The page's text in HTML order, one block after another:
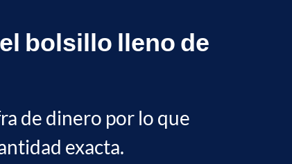
bolsillo lleno de
de dinero por lo que
exacta.